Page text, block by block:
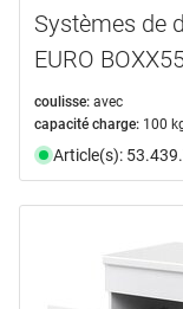
Systèmes de
EURO
coulisse: avec
capacité charge: 100
Article(s):